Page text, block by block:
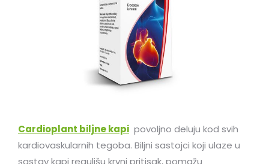
Cardioplant biljne kapi povoljno deluju kod svih
kardiovaskularnih tegoba. Biljni sastojci koji ulaze u
sastav kapi regulišu krvni pritisak, pomažu